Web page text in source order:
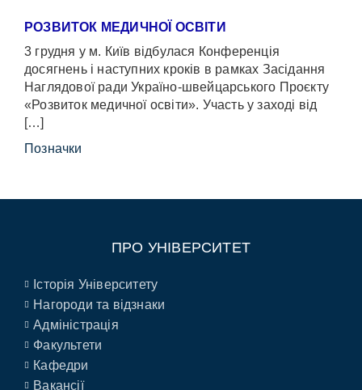
РОЗВИТОК МЕДИЧНОЇ ОСВІТИ
3 грудня у м. Київ відбулася Конференція
досягнень і наступних кроків в рамках Засідання
Наглядової ради Україно-швейцарського Проєкту
«Розвиток медичної освіти». Участь у заході від
[…]
Позначки
ПРО УНІВЕРСИТЕТ
Історія Університету
Нагороди та відзнаки
Адміністрація
Факультети
Кафедри
Вакансії